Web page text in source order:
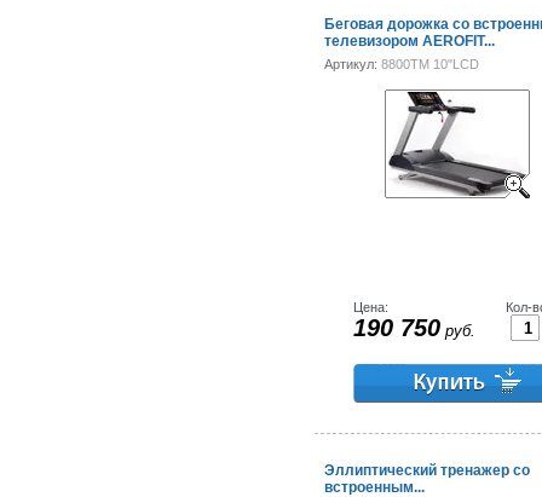
Беговая дорожка со
телевизором AEROFIT...
Артикул: 8800TM 10"LCD
Цена:
190 750 руб.
Кол-
Эллиптический тренажер со
встроенным...